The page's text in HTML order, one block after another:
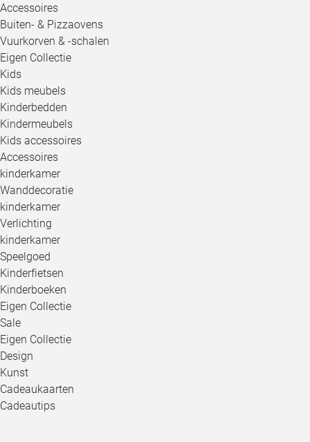
Accessoires
Buiten- & Pizzaovens
Vuurkorven & -schalen
Eigen Collectie
Kids
Kids meubels
Kinderbedden
Kindermeubels
Kids accessoires
Accessoires
kinderkamer
Wanddecoratie
kinderkamer
Verlichting
kinderkamer
Speelgoed
Kinderfietsen
Kinderboeken
Eigen Collectie
Sale
Eigen Collectie
Design
Kunst
Cadeaukaarten
Cadeautips